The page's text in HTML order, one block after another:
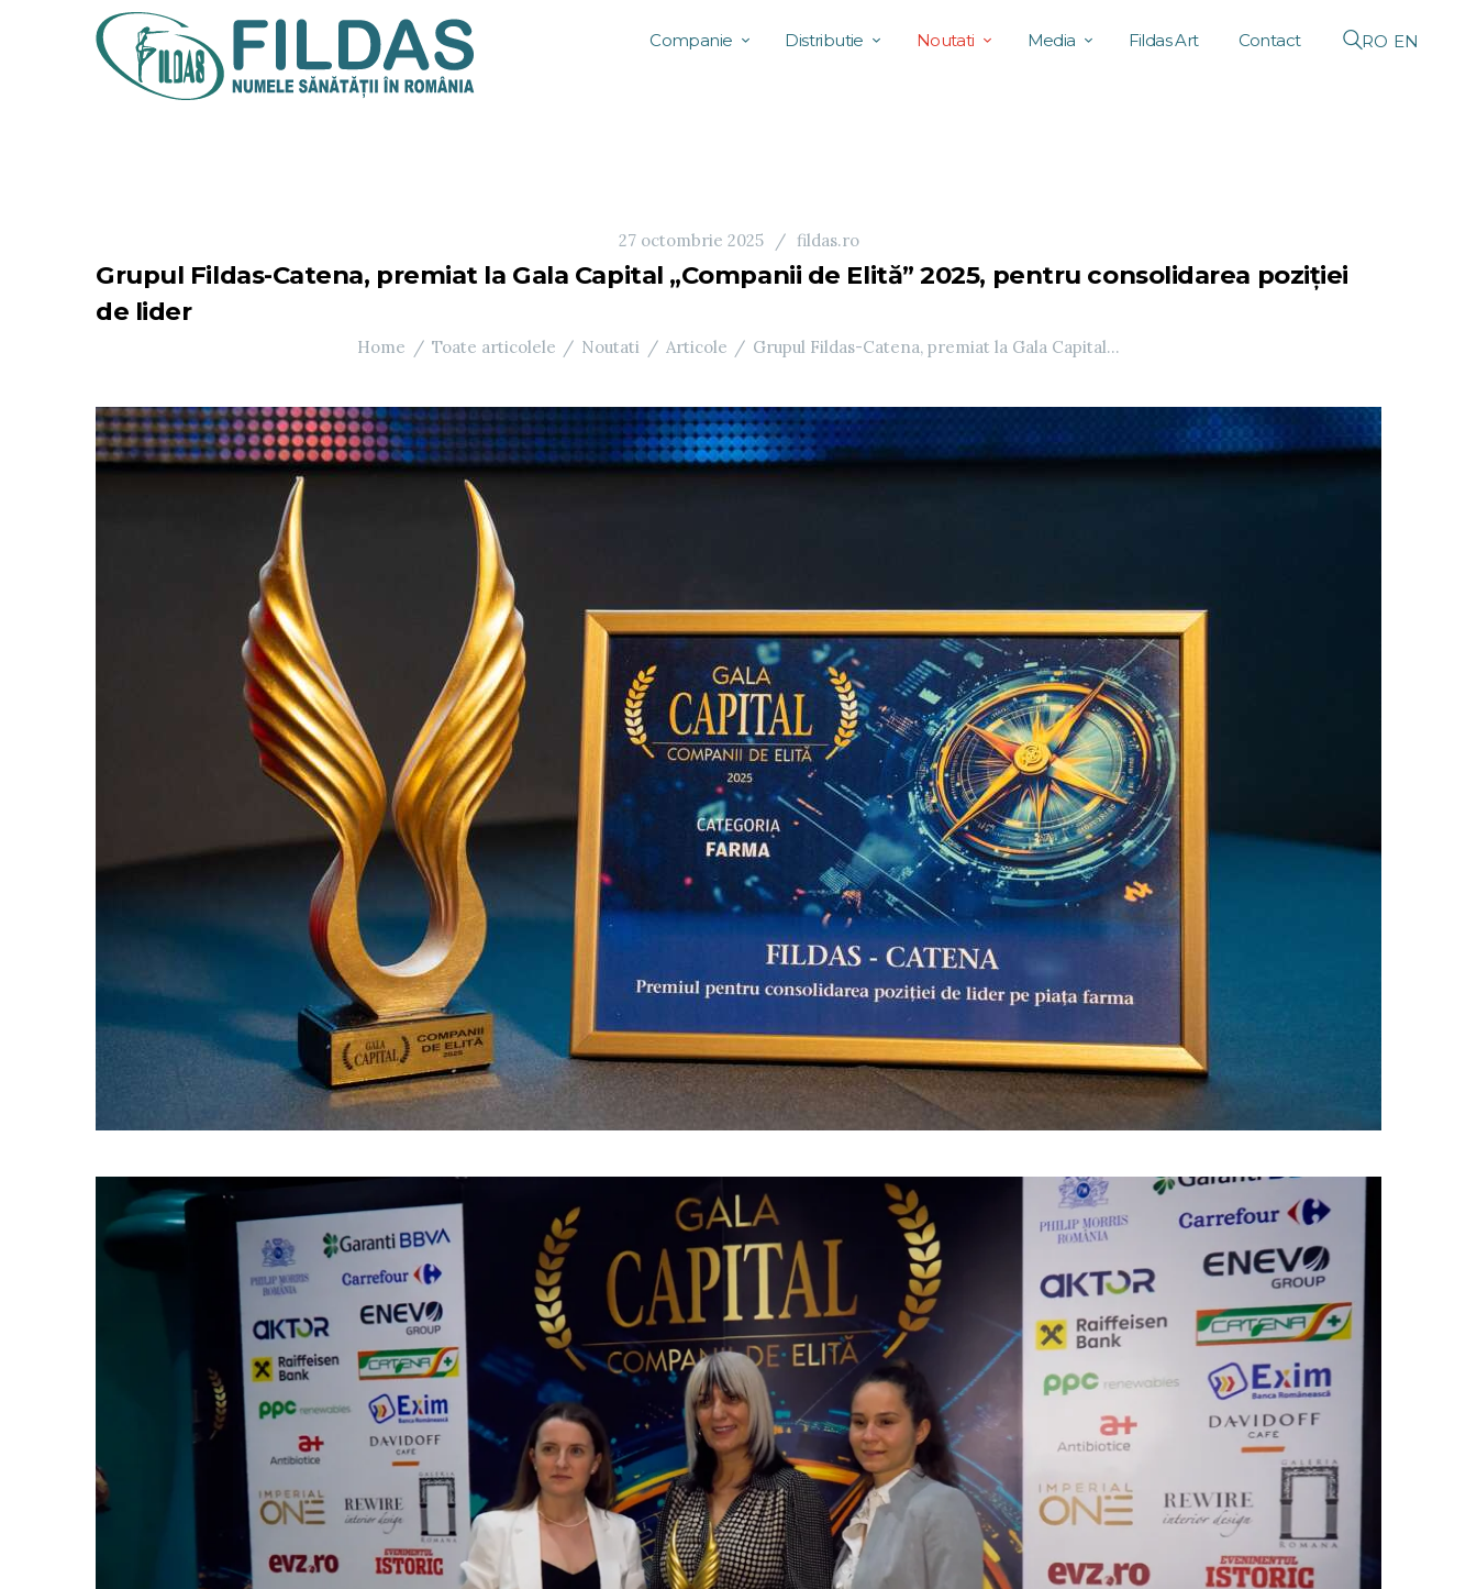
Companie Distributie Noutati Media Fildas Art Contact RO EN
27 octombrie 2025 fildas.ro
Grupul Fildas-Catena, premiat la Gala Capital „Companii de Elită” 2025, pentru consolidarea poziției
de lider
Home Toate articolele Noutati Articole Grupul Fildas-Catena, premiat la Gala Capital...